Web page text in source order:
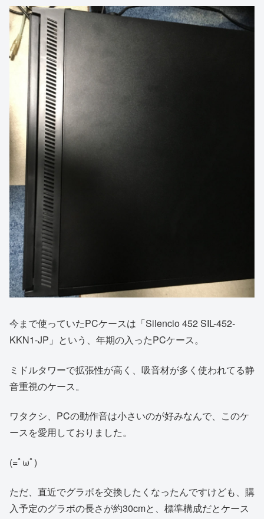
今まで使っていたPCケースは「Silencio 452 SIL-452-
KKN1-JP」という、年期の入ったPCケース。
ミドルタワーで拡張性が高く、吸音材が多く使われてる静
音重視のケース。
ワタクシ、PCの動作音は小さいのが好みなんで、このケ
ースを愛用しておりました。
(=ﾟωﾟ)
ただ、直近でグラボを交換したくなったんですけども、購
入予定のグラボの長さが約30cmと、標準構成だとケース